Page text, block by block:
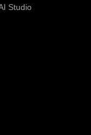
Studio